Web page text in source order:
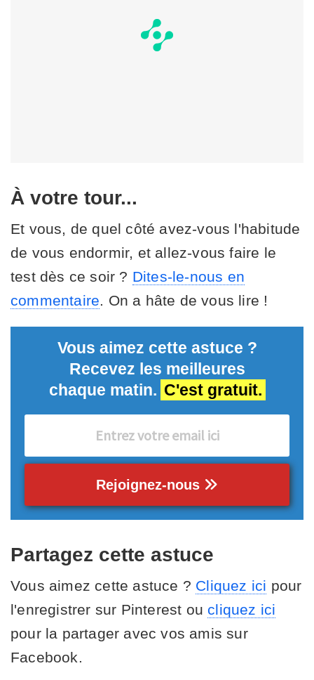
À votre tour...
Et vous, de quel côté avez-vous l'habitude
de vous endormir, et allez-vous faire le
test dès ce soir ? Dites-le-nous en
commentaire. On a hâte de vous lire !
Vous aimez cette astuce ?
Recevez les meilleures
chaque matin. C'est gratuit.
Rejoignez-nous
Partagez cette astuce
Vous aimez cette astuce ? Cliquez ici pour
l'enregistrer sur Pinterest ou cliquez ici
pour la partager avec vos amis sur
Facebook.